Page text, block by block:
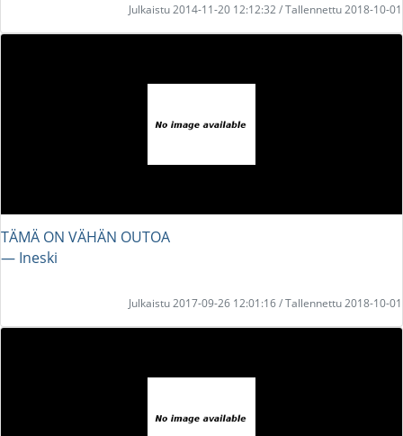
Julkaistu 2014-11-20 12:12:32 / Tallennettu 2018-10-01
TÄMÄ ON VÄHÄN OUTOA
― Ineski
Julkaistu 2017-09-26 12:01:16 / Tallennettu 2018-10-01